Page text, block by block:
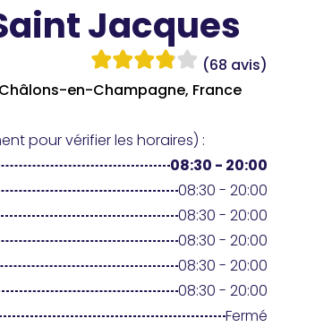
Jacques
(68 avis)
Châlons-en-Champagne, France
pour vérifier les horaires) :
08:30 - 20:00
08:30 - 20:00
08:30 - 20:00
08:30 - 20:00
08:30 - 20:00
08:30 - 20:00
Fermé